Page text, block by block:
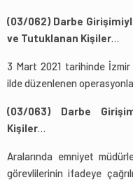
(03/062) Darbe
ve Tutuklanan Kişiler
3 Mart 2021 tarihinde
ilde düzenlenen
(03/063) Darbe
Kişiler
Aralarında emniyet
görevlilerinin ifadeye